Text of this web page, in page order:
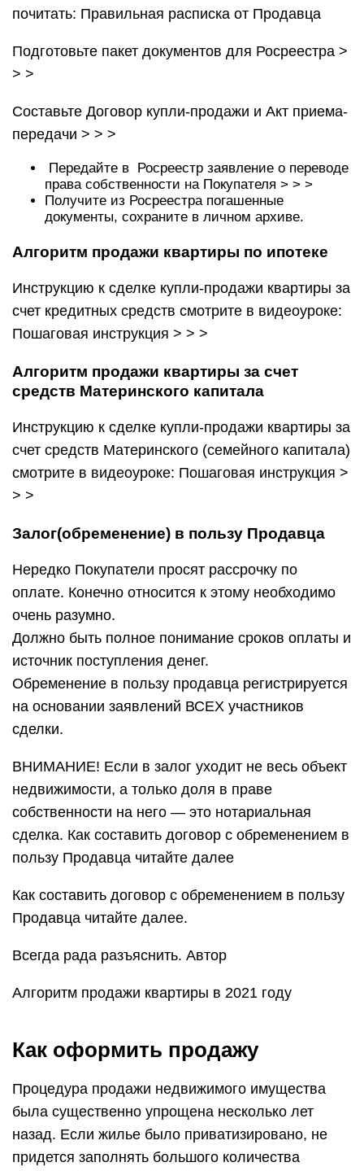
почитать: Правильная расписка от Продавца
Подготовьте пакет документов для Росреестра >
> >
Составьте Договор купли-продажи и Акт приема-
передачи > > >
Передайте в Росреестр заявление о переводе
права собственности на Покупателя > > >
Получите из Росреестра погашенные
документы, сохраните в личном архиве.
Алгоритм продажи квартиры по ипотеке
Инструкцию к сделке купли-продажи квартиры за
счет кредитных средств смотрите в видеоуроке:
Пошаговая инструкция > > >
Алгоритм продажи квартиры за счет
средств Материнского капитала
Инструкцию к сделке купли-продажи квартиры за
счет средств Материнского (семейного капитала)
смотрите в видеоуроке: Пошаговая инструкция >
> >
Залог(обременение) в пользу Продавца
Нередко Покупатели просят рассрочку по
оплате. Конечно относится к этому необходимо
очень разумно.
Должно быть полное понимание сроков оплаты и
источник поступления денег.
Обременение в пользу продавца регистрируется
на основании заявлений ВСЕХ участников
сделки.
ВНИМАНИЕ! Если в залог уходит не весь объект
недвижимости, а только доля в праве
собственности на него — это нотариальная
сделка. Как составить договор с обременением в
пользу Продавца читайте далее
Как составить договор с обременением в пользу
Продавца читайте далее.
Всегда рада разъяснить. Автор
Алгоритм продажи квартиры в 2021 году
Как оформить продажу
Процедура продажи недвижимого имущества
была существенно упрощена несколько лет
назад. Если жилье было приватизировано, не
придется заполнять большого количества